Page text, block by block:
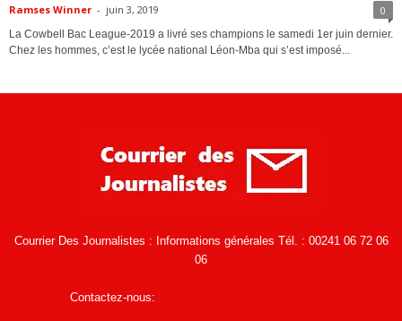
Ramses Winner - juin 3, 2019 0
La Cowbell Bac League-2019 a livré ses champions le samedi 1er juin dernier.
Chez les hommes, c’est le lycée national Léon-Mba qui s’est imposé...
Courrier Des Journalistes : Informations générales Tél. : 00241 06 72 06
06
Contactez-nous: